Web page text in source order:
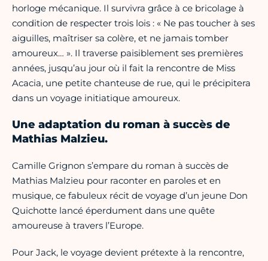
horloge mécanique. Il survivra grâce à ce bricolage à
condition de respecter trois lois : « Ne pas toucher à ses
aiguilles, maîtriser sa colère, et ne jamais tomber
amoureux… ». Il traverse paisiblement ses premières
années, jusqu’au jour où il fait la rencontre de Miss
Acacia, une petite chanteuse de rue, qui le précipitera
dans un voyage initiatique amoureux.
Une adaptation du roman à succès de
Mathias Malzieu.
Camille Grignon s’empare du roman à succès de
Mathias Malzieu pour raconter en paroles et en
musique, ce fabuleux récit de voyage d’un jeune Don
Quichotte lancé éperdument dans une quête
amoureuse à travers l’Europe.
Pour Jack, le voyage devient prétexte à la rencontre,